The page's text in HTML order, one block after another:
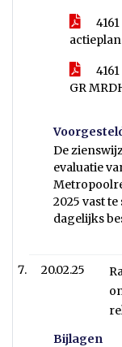
GR
De
evaluatie
2025 vast
dagelijks
20.02.25
Bijlagen